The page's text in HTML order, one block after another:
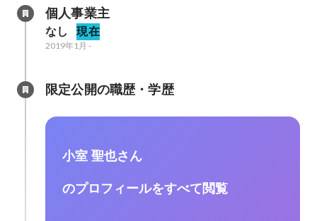
個人事業主
なし 現在
2019年1月 -
限定公開の職歴・学歴
小室 聖也さん
のプロフィールをすべて閲覧